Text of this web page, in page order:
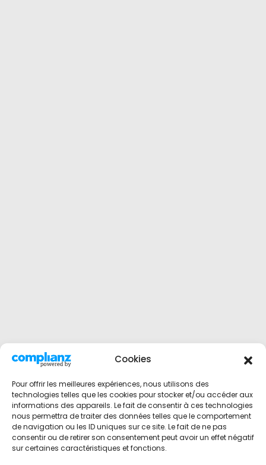
Cookies
Pour offrir les meilleures expériences, nous utilisons des
technologies telles que les cookies pour stocker et/ou accéder aux
informations des appareils. Le fait de consentir à ces technologies
nous permettra de traiter des données telles que le comportement
de navigation ou les ID uniques sur ce site. Le fait de ne pas
consentir ou de retirer son consentement peut avoir un effet négatif
sur certaines caractéristiques et fonctions.